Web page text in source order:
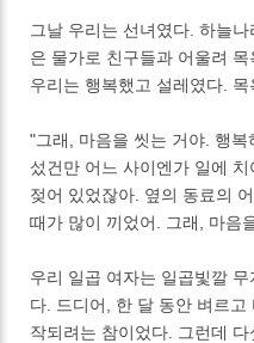
그날 우리는 선녀였다. 하늘
은 물가로 친구들과 어울려
우리는 행복했고 설레였다. 목
"그래, 마음을 씻는 거야. 행
섰건만 어느 사이엔가 일에
젖어 있었잖아. 옆의 동료의
때가 많이 끼었어. 그래, 마음
우리 일곱 여자는 일곱빛깔
다. 드디어, 한 달 동안 벼르
작되려는 참이었다. 그런데